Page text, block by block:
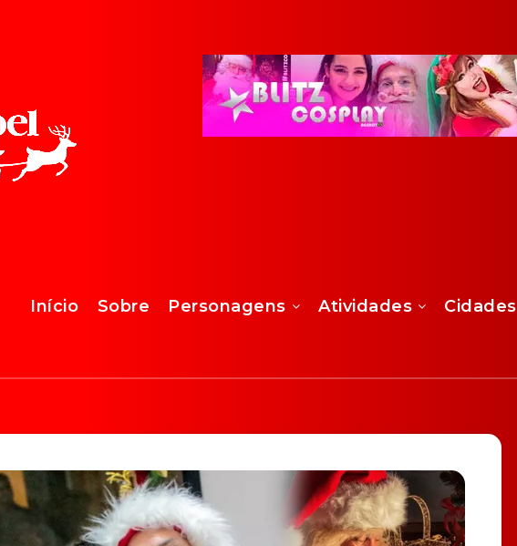
Início Sobre Personagens Atividades Cidades